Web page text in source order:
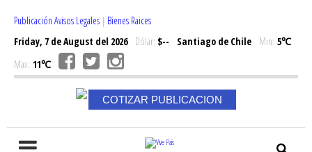
Publicación Avisos Legales | Bienes Raices
Friday, 7 de August del 2026Dólar: $-- Santiago de Chile Min: 5℃
Max: 11℃
COTIZAR PUBLICACION